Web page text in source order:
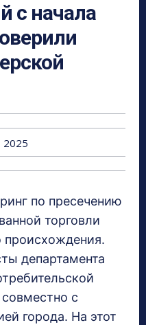
с начала
2025
по пресечению
торговли
происхождения.
департамента
с
города. На этот